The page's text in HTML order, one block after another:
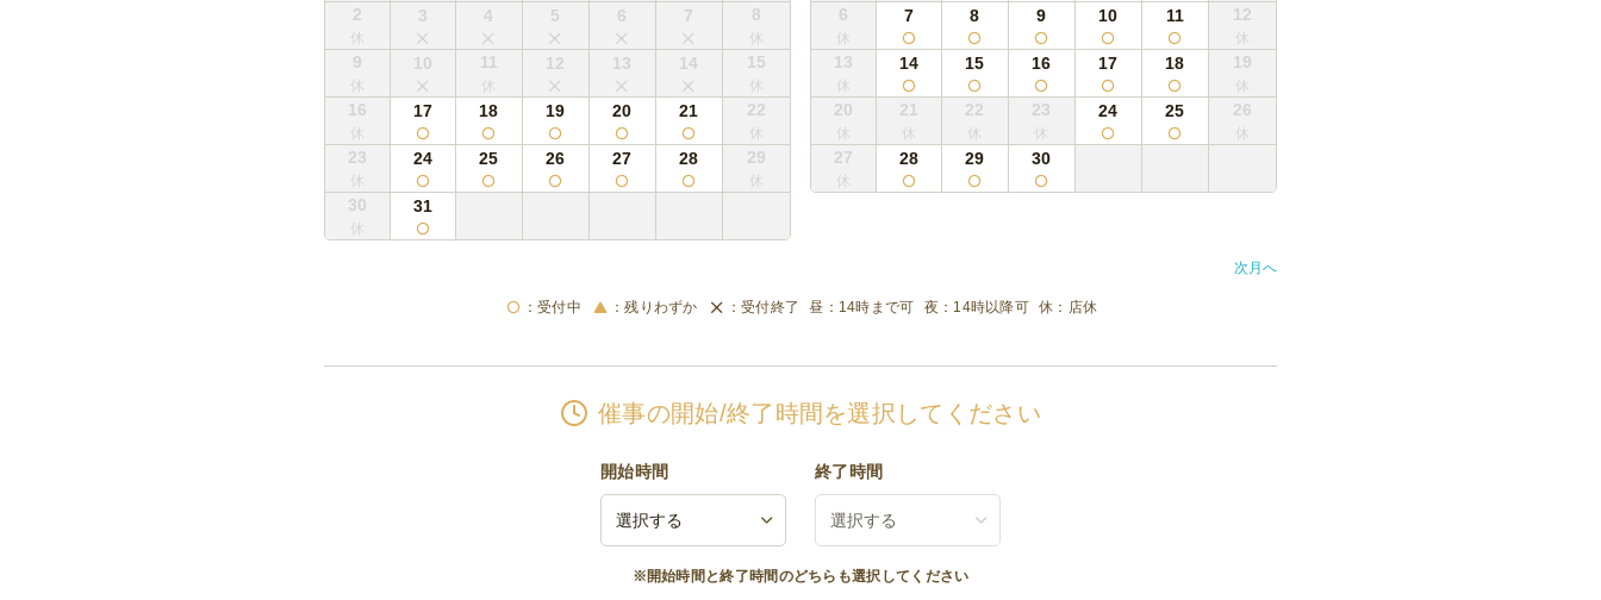
アイスコーヒー(900ml) 440
ジンジャエール(1.5L) 385円
2 3 4 5 6 7 8
9 10 11 12 13 14 15
16 17 18 19 20 21 22
23 24 25 26 27 28 29
30 31
6 7 8 9 10 11 12
13 14 15 16 17 18 19
20 21 22 23 24 25 26
27 28 29 30
次月へ
受付中 残りわずか 受付終了 14時まで可 14時以降可 店休
催事の開始/終了時間を選択してください
開始時間 終了時間
※開始時間と終了時間のどちらも選択してください